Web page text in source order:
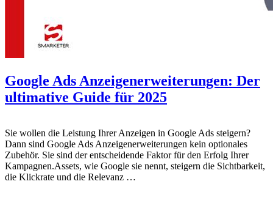
Google Ads Anzeigenerweiterungen: Der
ultimative Guide für 2025
Sie wollen die Leistung Ihrer Anzeigen in Google Ads steigern?
Dann sind Google Ads Anzeigenerweiterungen kein optionales
Zubehör. Sie sind der entscheidende Faktor für den Erfolg Ihrer
Kampagnen.Assets, wie Google sie nennt, steigern die Sichtbarkeit,
die Klickrate und die Relevanz …